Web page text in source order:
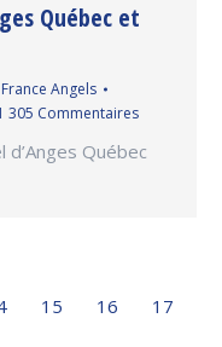
Québec et
Angels
305 Commentaires
Québec
15 16
17